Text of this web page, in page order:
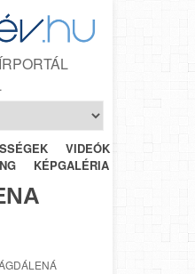
VIDEÓK
HÉTRŐL-
KÉPGALÉRIA